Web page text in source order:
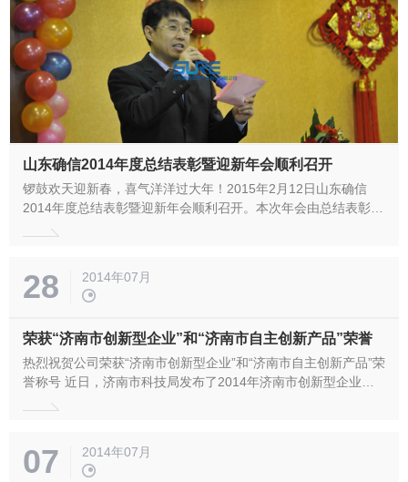
山东确信2014年度总结表彰暨迎新年会顺利召开
锣鼓欢天迎新春，喜气洋洋过大年！2015年2月12日山东确信
2014年度总结表彰暨迎新年会顺利召开。本次年会由总结表彰、
迎新年会两部分组成。 上午十点，2014年度总结表彰大会隆重
了全面的总结，...
28 2014年07月
荣获“济南市创新型企业”和“济南市自主创新产品”荣誉
热烈祝贺公司荣获“济南市创新型企业”和“济南市自主创新产品”荣
誉称号 近日，济南市科技局发布了2014年济南市创新型企业和
2014年济南市自主创新产品认定通知，山东确信信息产业股份有
主创新能力，...
07 2014年07月